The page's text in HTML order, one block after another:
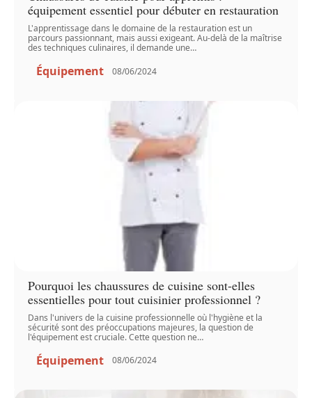
équipement essentiel pour débuter en restauration
L'apprentissage dans le domaine de la restauration est un
parcours passionnant, mais aussi exigeant. Au-delà de la maîtrise
des techniques culinaires, il demande une…
Équipement 08/06/2024
Pourquoi les chaussures de cuisine sont-elles
essentielles pour tout cuisinier professionnel ?
Dans l'univers de la cuisine professionnelle où l'hygiène et la
sécurité sont des préoccupations majeures, la question de
l'équipement est cruciale. Cette question ne…
Équipement 08/06/2024